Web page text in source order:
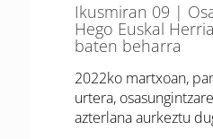
Ikusmiran 09 |
Hego Euskal
baten beharra
2022ko martxoan,
urtera,
azterlana aurkeztu